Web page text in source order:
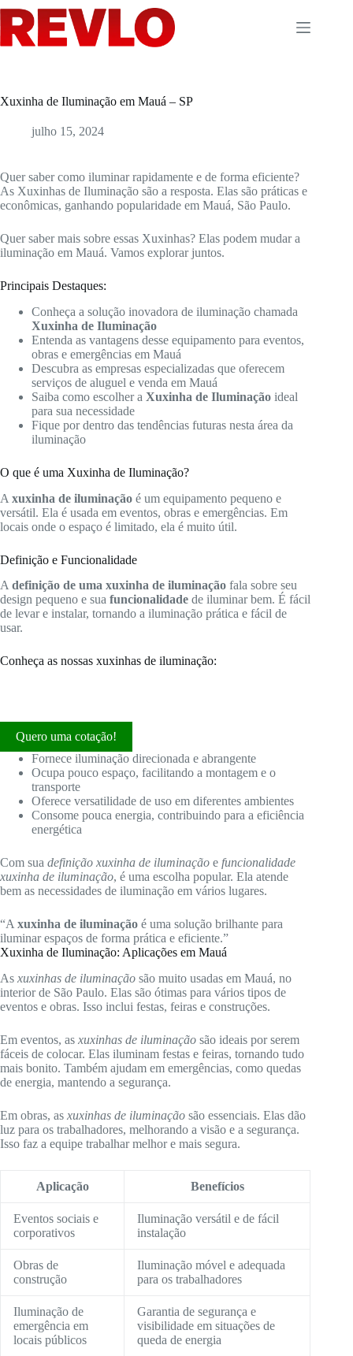
Pular
para
o
conteúdo
Xuxinha de Iluminação em Mauá – SP
julho 15, 2024
Quer saber como iluminar rapidamente e de forma eficiente?
As Xuxinhas de Iluminação são a resposta. Elas são práticas e
econômicas, ganhando popularidade em Mauá, São Paulo.
Quer saber mais sobre essas Xuxinhas? Elas podem mudar a
iluminação em Mauá. Vamos explorar juntos.
Principais Destaques:
Conheça a solução inovadora de iluminação chamada
Xuxinha de Iluminação
Entenda as vantagens desse equipamento para eventos,
obras e emergências em Mauá
Descubra as empresas especializadas que oferecem
serviços de aluguel e venda em Mauá
Saiba como escolher a Xuxinha de Iluminação ideal
para sua necessidade
Fique por dentro das tendências futuras nesta área da
iluminação
O que é uma Xuxinha de Iluminação?
A xuxinha de iluminação é um equipamento pequeno e
versátil. Ela é usada em eventos, obras e emergências. Em
locais onde o espaço é limitado, ela é muito útil.
Definição e Funcionalidade
A definição de uma xuxinha de iluminação fala sobre seu
design pequeno e sua funcionalidade de iluminar bem. É fácil
de levar e instalar, tornando a iluminação prática e fácil de
usar.
Conheça as nossas xuxinhas de iluminação:
Quero uma cotação!
Fornece iluminação direcionada e abrangente
Ocupa pouco espaço, facilitando a montagem e o
transporte
Oferece versatilidade de uso em diferentes ambientes
Consome pouca energia, contribuindo para a eficiência
energética
Com sua definição xuxinha de iluminação e funcionalidade
xuxinha de iluminação, é uma escolha popular. Ela atende
bem as necessidades de iluminação em vários lugares.
“A xuxinha de iluminação é uma solução brilhante para
iluminar espaços de forma prática e eficiente.”
Xuxinha de Iluminação: Aplicações em Mauá
As xuxinhas de iluminação são muito usadas em Mauá, no
interior de São Paulo. Elas são ótimas para vários tipos de
eventos e obras. Isso inclui festas, feiras e construções.
Em eventos, as xuxinhas de iluminação são ideais por serem
fáceis de colocar. Elas iluminam festas e feiras, tornando tudo
mais bonito. Também ajudam em emergências, como quedas
de energia, mantendo a segurança.
Em obras, as xuxinhas de iluminação são essenciais. Elas dão
luz para os trabalhadores, melhorando a visão e a segurança.
Isso faz a equipe trabalhar melhor e mais segura.
Aplicação Benefícios
Eventos sociais e
corporativos
Iluminação versátil e de fácil
instalação
Obras de
construção
Iluminação móvel e adequada
para os trabalhadores
Iluminação de
emergência em
locais públicos
Garantia de segurança e
visibilidade em situações de
queda de energia